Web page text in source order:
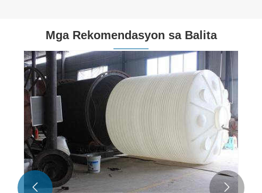
Mga Rekomendasyon sa Balita
 